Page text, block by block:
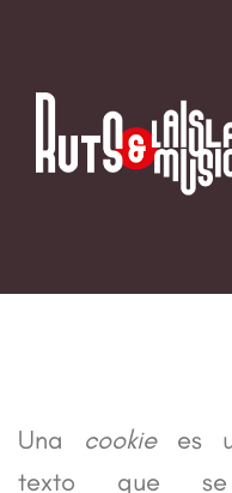
Una cookiees
texto que